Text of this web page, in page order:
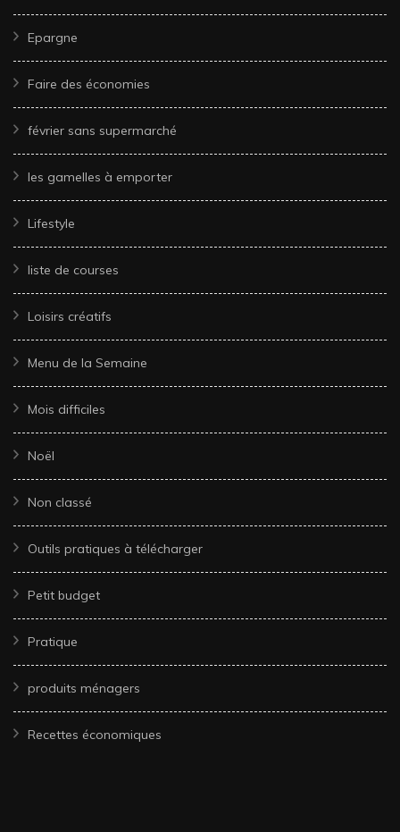
Epargne
Faire des économies
février sans supermarché
les gamelles à emporter
Lifestyle
liste de courses
Loisirs créatifs
Menu de la Semaine
Mois difficiles
Noël
Non classé
Outils pratiques à télécharger
Petit budget
Pratique
produits ménagers
Recettes économiques